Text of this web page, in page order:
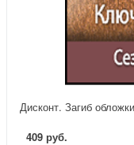
Дисконт. Загиб
409 руб.